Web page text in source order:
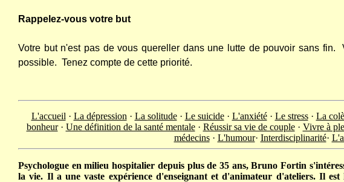
Rappelez-vous votre but
Votre but n'est pas de vous quereller dans une lutte de pouvoir sans fin.
possible. Tenez compte de cette priorité.
L'accueil · La dépression · La solitude· Le suicide· L'anxiété· Le stress· La
bonheur· Une définition de la santé mentale· Réussir sa vie de couple· Vivre à
médecins· L'humour· Interdisciplinarité·
Psychologue en milieu hospitalier depuis plus de 35 ans, Bruno Fortin
la vie. Il a une vaste expérience d'enseignant et d'animateur d'ateliers. Il